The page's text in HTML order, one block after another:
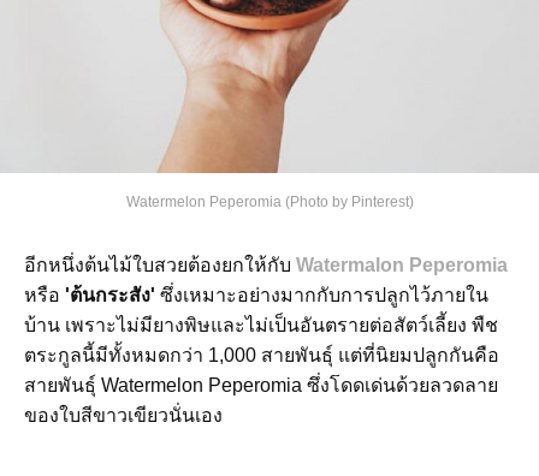
Watermelon Peperomia (Photo by Pinterest)
อีกหนึ่งต้นไม้ใบสวยต้องยกให้กับ Watermalon Peperomia
หรือ 'ต้นกระสัง' ซึ่งเหมาะอย่างมากกับการปลูกไว้ภายใน
บ้าน เพราะไม่มียางพิษและไม่เป็นอันตรายต่อสัตว์เลี้ยง พืช
ตระกูลนี้มีทั้งหมดกว่า 1,000 สายพันธุ์ แต่ที่นิยมปลูกกันคือ
สายพันธุ์ Watermelon Peperomia ซึ่งโดดเด่นด้วยลวดลาย
ของใบสีขาวเขียวนั่นเอง